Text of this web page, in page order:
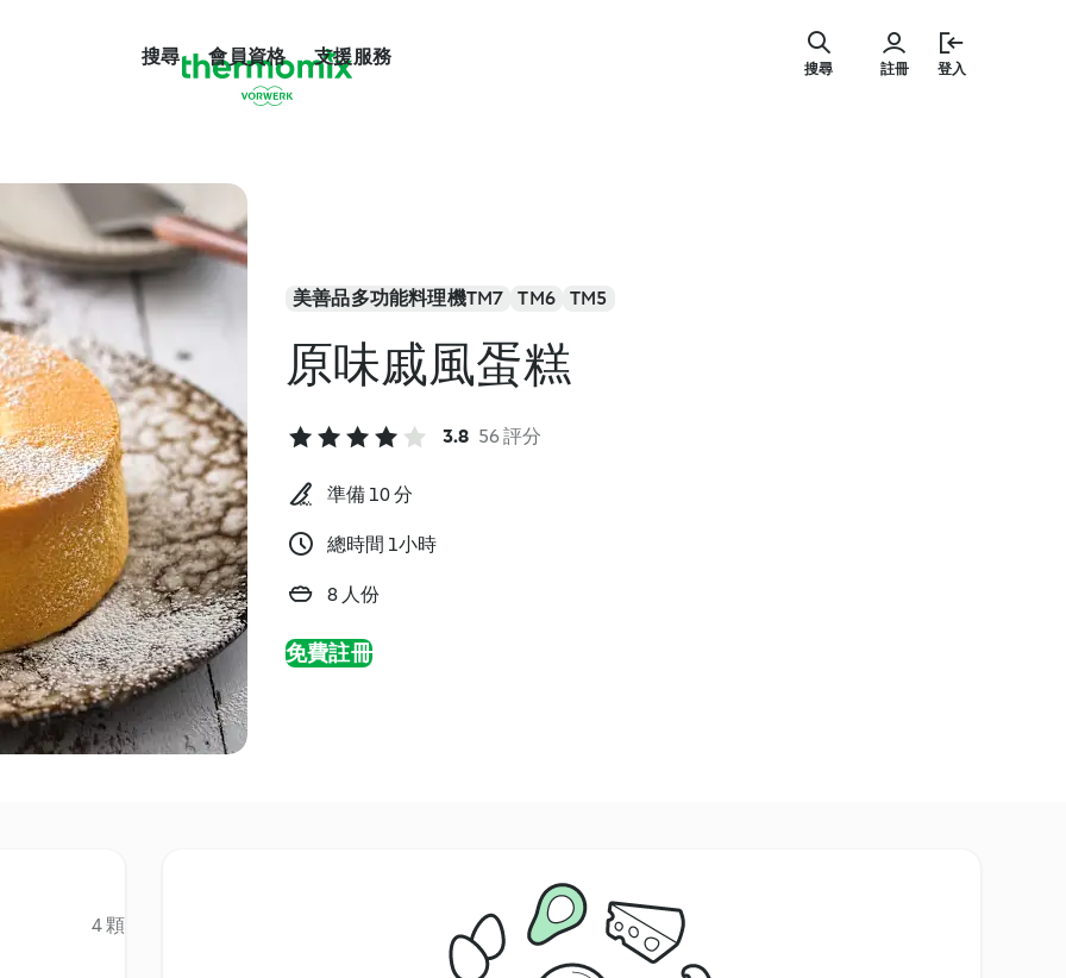
搜尋 會員資格 支援服務
註冊 登入
搜尋
美善品多功能料理機TM7 TM6 TM5
原味戚風蛋糕
3.8 56 評分
準備 10 分
總時間 1小時
8 人份
免費註冊
4 顆